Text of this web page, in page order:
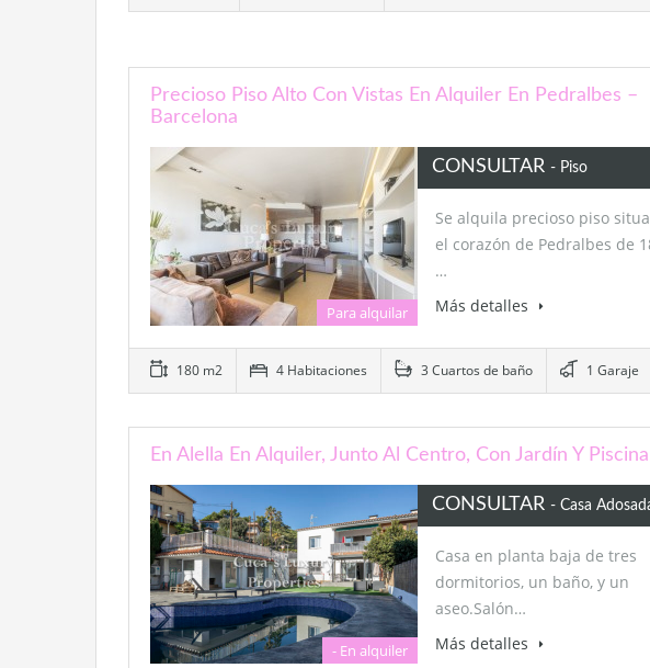
Precioso Piso Alto Con Vistas En Alquiler En Pedralbes –
Barcelona
Para alquilar
CONSULTAR - Piso
Se alquila precioso piso
el corazón de Pedralbes de
…
Más detalles
180 m2 4 Habitaciones 3 Cuartos de baño 1 Garaje
En Alella En Alquiler, Junto Al Centro, Con Jardín Y
- En alquiler
CONSULTAR - Casa
Casa en planta baja de tres
dormitorios, un baño, y un
aseo.Salón…
Más detalles